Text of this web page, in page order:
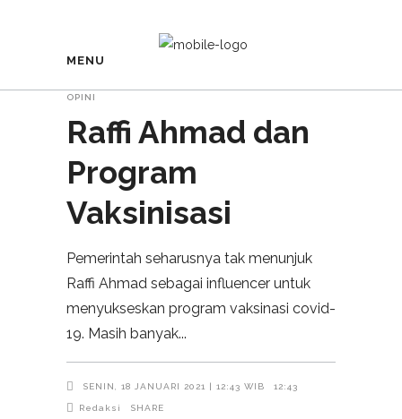
MENU
OPINI
Raffi Ahmad dan
Program
Vaksinisasi
Pemerintah seharusnya tak menunjuk
Raffi Ahmad sebagai influencer untuk
menyukseskan program vaksinasi covid-
19. Masih banyak
SENIN, 18 JANUARI 2021 | 12:43 WIB 12:43
Redaksi SHARE